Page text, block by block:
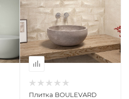
Плитка BOULEVARD